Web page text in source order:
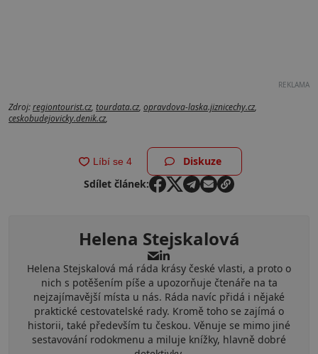
REKLAMA
Zdroj:regiontourist.cz, tourdata.cz, opravdova-laska.jiznicechy.cz,
ceskobudejovicky.denik.cz,
Diskuze
Sdílet článek:
Helena Stejskalová
Helena Stejskalová má ráda krásy české vlasti, a proto o
nich s potěšením píše a upozorňuje čtenáře na ta
nejzajímavější místa u nás. Ráda navíc přidá i nějaké
praktické cestovatelské rady. Kromě toho se zajímá o
historii, také především tu českou. Věnuje se mimo jiné
sestavování rodokmenu a miluje knížky, hlavně dobré